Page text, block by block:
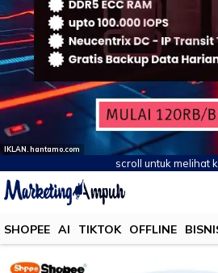
IKLAN. hantamo.com
scroll untuk melihat
SHOPEE AI TIKTOK OFFLINE